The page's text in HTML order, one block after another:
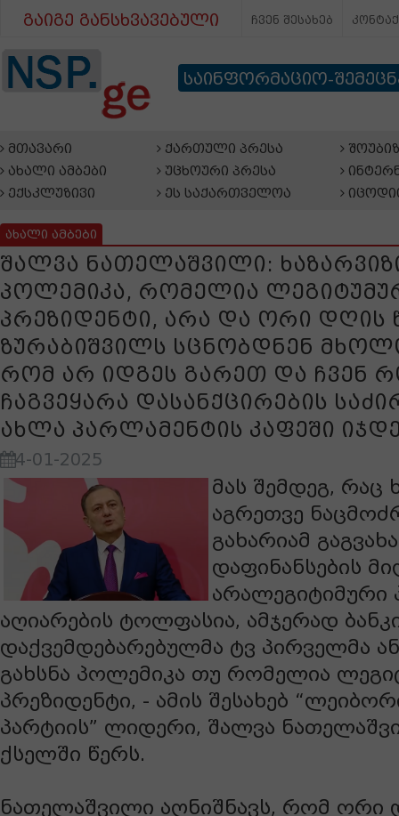
გაიგე განსხვავებული ჩვენ შესახებ
საინფორმაციო-
მთავარი
ახალი ამბები
ექსკლუზივი
ქართული პრესა
უცხოური პრესა
ეს საქართველოა
ახალი ამბები
შალვა ნათელაშვილი:
პოლემიკა, რომელია
პრეზიდენტი, არა და ორი დღის
ზურაბიშვილს სცნობდნენ
რომ არ იდგეს გარეთ და ჩვენ
ჩაგვეყარა დასანქცირების
ახლა პარლამენტის კაფეში
4-01-2025
მას შემდეგ, რაც
აგრეთვე
გახარიამ
დაფინანსების
არალეგიტიმური
აღიარების ტოლფასია, ამჯერად
დაქვემდებარებულმა ტვ პირველმა
გახსნა პოლემიკა თუ რომელია
პრეზიდენტი, - ამის შესახებ
პარტიის” ლიდერი, შალვა
ქსელში წერს.
ნათელაშვილი აღნიშნავს, რომ ორი